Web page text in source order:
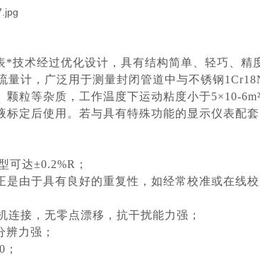
技术经过优化设计，具有结构简单、轻巧、精
计，广泛用于测量封闭管道中与不锈钢
粒等杂质，工作温度下运动粘度小于5×10-
标定后使用。若与具有特殊功能的显示仪表配
可达±0.2%R；
是由于具有良好的重复性，如经常校准或在线
接，无零点漂移，抗干扰能力强；
力强；